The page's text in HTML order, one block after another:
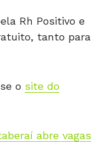
Rh Positivo e
tanto para
o site do
abre vagas